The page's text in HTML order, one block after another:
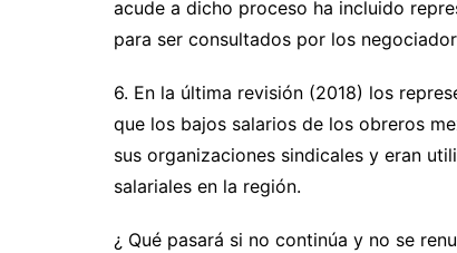
acude a dicho proceso ha incluido
para ser consultados por los
6. En la última revisión (2018) los
que los bajos salarios de los obreros
sus organizaciones sindicales y eran
salariales en la región.
¿ Qué pasará si no continúa y no se